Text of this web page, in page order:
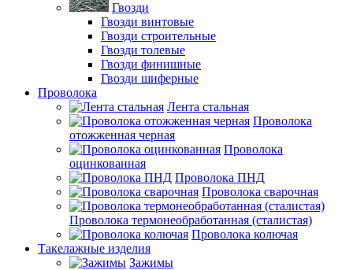
Гвозди
Гвозди винтовые
Гвозди строительные
Гвозди толевые
Гвозди финишные
Гвозди шиферные
Проволока
Лента стальная
Проволока
отожженная черная
Проволока
оцинкованная
Проволока ПНД
Проволока сварочная
Проволока термонеобработанная (сталистая)
Проволока колючая
Такелажные изделия
Зажимы